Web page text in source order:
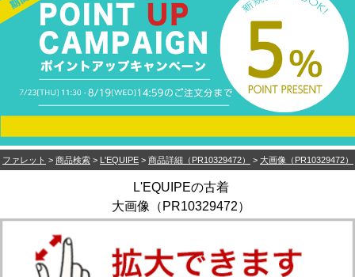
ファレット > 商品検索 > L'EQUIPE > 商品詳細（PR10329472） > 大画像（PR10329472）
L'EQUIPEの古着
大画像（PR10329472）